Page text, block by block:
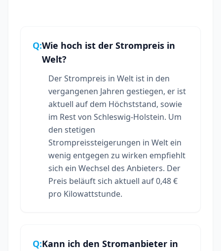
Q:Wie hoch ist der Strompreis in
Welt?
Der Strompreis in Welt ist in den
vergangenen Jahren gestiegen, er ist
aktuell auf dem Höchststand, sowie
im Rest von Schleswig-Holstein. Um
den stetigen
Strompreissteigerungen in Welt ein
wenig entgegen zu wirken empfiehlt
sich ein Wechsel des Anbieters. Der
Preis beläuft sich aktuell auf 0,48 €
pro Kilowattstunde.
Q:Kann ich den Stromanbieter in